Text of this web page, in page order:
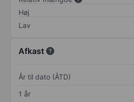
Høj
Lav
Afkast
År til dato (ÅTD)
1 år